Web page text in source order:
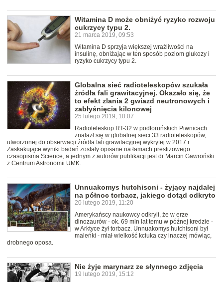
Witamina D może obniżyć ryzyko rozwoju
cukrzycy typu 2.
21 marca 2019, 09:53
Witamina D sprzyja większej wrażliwości na
insulinę, obniżając w ten sposób poziom glukozy i
ryzyko cukrzycy typu 2.
Globalna sieć radioteleskopów szukała
źródła fali grawitacyjnej. Okazało się, że
to efekt zlania 2 gwiazd neutronowych i
zabłyśnięcia kilonowej
25 lutego 2019, 10:07
Radioteleskop RT-32 w podtoruńskich Piwnicach
znalazł się w globalnej sieci 33 radioteleskopów,
utworzonej do obserwacji źródła fali grawitacyjnej wykrytej w 2017 r.
Zaskakujące wyniki badań zostały opisane na łamach prestiżowego
czasopisma Science, a jednym z autorów publikacji jest dr Marcin Gawroński
z Centrum Astronomii UMK.
Unnuakomys hutchisoni - żyjący najdalej
na północ torbacz, jakiego dotąd odkryto
20 lutego 2019, 11:20
Amerykańscy naukowcy odkryli, że w erze
dinozaurów - ok. 69 mln lat temu w późnej kredzie -
w Arktyce żył torbacz. Unnuakomys hutchisoni był
maleńki - miał wielkość kciuka czy inaczej mówiąc,
drobnego oposa.
Nie żyje marynarz ze słynnego zdjęcia
19 lutego 2019, 15:12